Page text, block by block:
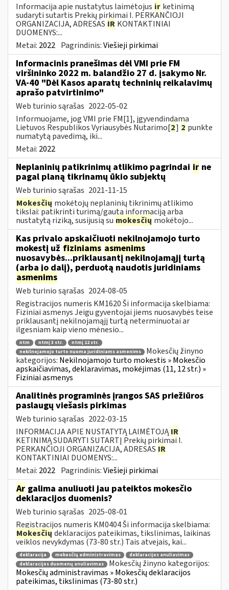
Informacija apie nustatytus laimėtojus ir ketinimą
sudaryti sutartis Prekių pirkimai I. PERKANČIOJI
ORGANIZACIJA, ADRESAS IR KONTAKTINIAI
DUOMENYS:...
Metai: 2022 Pagrindinis:Viešieji pirkimai
Informacinis pranešimas dėl VMI prie FM
viršininko 2022 m. balandžio 27 d. įsakymo Nr.
VA-40 "Dėl Kasos aparatų techninių reikalavimų
aprašo patvirtinimo"
Web turinio sąrašas 2022-05-02
Informuojame, jog VMI prie FM[1], įgyvendindama
Lietuvos Respublikos Vyriausybės Nutarimo[2] 2 punkte
numatytą pavedimą, iki...
Metai: 2022
Neplaninių patikrinimų atlikimo pagrindai ir ne
pagal planą tikrinamų ūkio subjektų
Web turinio sąrašas 2021-11-15
Mokesčių mokėtojų neplaninių tikrinimų atlikimo
tikslai: patikrinti turimą/gautą informaciją arba
nustatytą riziką, susijusią su mokesčių mokėtojo...
Kas privalo apskaičiuoti nekilnojamojo turto
mokestį už fiziniams asmenims
nuosavybės...priklausantį nekilnojamąjį turtą
(arba jo dalį), perduotą naudotis juridiniams
asmenims
Web turinio sąrašas 2024-08-05
Registracijos numeris KM1620 Ši informacija skelbiama:
Fiziniai asmenys Jeigu gyventojai jiems nuosavybės teise
priklausantį nekilnojamąjį turtą neterminuotai ar
ilgesniam kaip vieno mėnesio...
ntm ntmį 3 str.
ntmį 12 str.
nekilnojamojo turto nuoma juridiniams asmenims
Mokesčių žinyno
kategorijos: Nekilnojamojo turto mokestis » Mokesčio
apskaičiavimas, deklaravimas, mokėjimas (11, 12 str.) »
Fiziniai asmenys
Analitinės programinės įrangos SAS priežiūros
paslaugų viešasis pirkimas
Web turinio sąrašas 2022-03-15
INFORMACIJA APIE NUSTATYTĄ LAIMĖTOJĄIR
KETINIMĄ SUDARYTI SUTARTĮ Prekių pirkimai I.
PERKANČIOJI ORGANIZACIJA, ADRESAS IR
KONTAKTINIAI DUOMENYS:...
Metai: 2022 Pagrindinis:Viešieji pirkimai
Ar galima anuliuoti jau pateiktos mokesčio
deklaracijos duomenis?
Web turinio sąrašas 2025-08-01
Registracijos numeris KM0404 Ši informacija skelbiama:
Mokesčių deklaracijos pateikimas, tikslinimas, laikinas
veiklos nevykdymas (73-80 str.) Tais atvejais, kai...
deklaracija mokesčių administravimas
deklaracijos anuliavimas
deklaracijos duomenų anuliavimas
Mokesčių žinyno kategorijos:
Mokesčių administravimas » Mokesčių deklaracijos
pateikimas, tikslinimas (73-80 str.)